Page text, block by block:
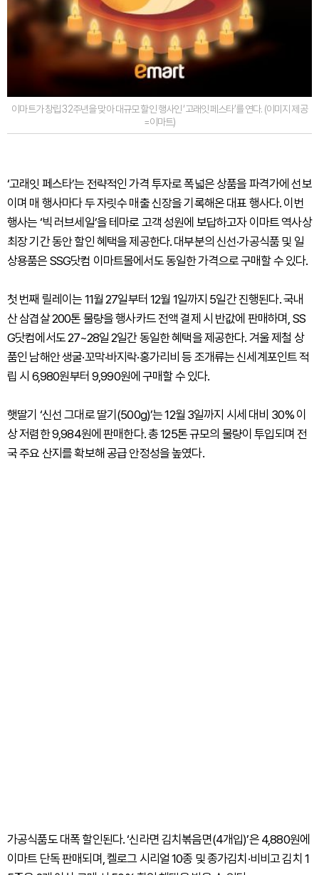
이마트가 창립 32주년을 맞아 대규모 할인 행사인 ‘고래잇 페스타’를 연다. (이미지 제공
=이마트)
‘고래잇 페스타’는 전략적인 가격 투자로 폭넓은 상품을 파격가에 선보
이며 매 행사마다 두 자릿수 매출 신장을 기록해온 대표 행사다. 이번
행사는 ‘빅 러브세일’을 테마로 고객 성원에 보답하고자 이마트 역사상
최장 기간 동안 할인 혜택을 제공한다. 대부분의 신선·가공식품 및 일
상용품은 SSG닷컴 이마트몰에서도 동일한 가격으로 구매할 수 있다.
첫 번째 릴레이는 11월 27일부터 12월 1일까지 5일간 진행된다. 국내
산 삼겹살 200톤 물량을 행사카드 전액 결제 시 반값에 판매하며, SS
G닷컴에서도 27~28일 2일간 동일한 혜택을 제공한다. 겨울 제철 상
품인 남해안 생굴·꼬막·바지락·홍가리비 등 조개류는 신세계포인트 적
립 시 6,980원부터 9,990원에 구매할 수 있다.
햇딸기 ‘신선 그대로 딸기(500g)’는 12월 3일까지 시세 대비 30% 이
상 저렴한 9,984원에 판매한다. 총 125톤 규모의 물량이 투입되며 전
국 주요 산지를 확보해 공급 안정성을 높였다.
가공식품도 대폭 할인된다. ‘신라면 김치볶음면(4개입)’은 4,880원에
이마트 단독 판매되며, 켈로그 시리얼 10종 및 종가김치·비비고 김치 1